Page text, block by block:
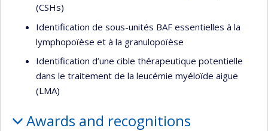
(CSHs)
Identification de sous-unités BAF essentielles à la
lymphopoïèse et à la granulopoïèse
Identification d’une cible thérapeutique potentielle
dans le traitement de la leucémie myéloïde aigue
(LMA)
Awards and recognitions